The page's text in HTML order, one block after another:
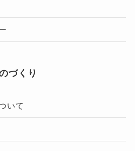
づくり
いて